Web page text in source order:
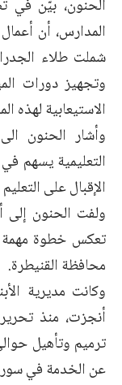
الحنون، بيّن في
المدارس، أن
شملت طلاء
وتجهيز دورات
‏الاستيعابية لهذه المدارس
وأشار الحنون
التعليمية يسهم
الإقبال على
ولفت الحنون إلى
تعكس خطوة ‏مهمة
محافظة القنيطرة.‏
وكانت مديرية
أنجزت، منذ
عن الخدمة في سوريا،